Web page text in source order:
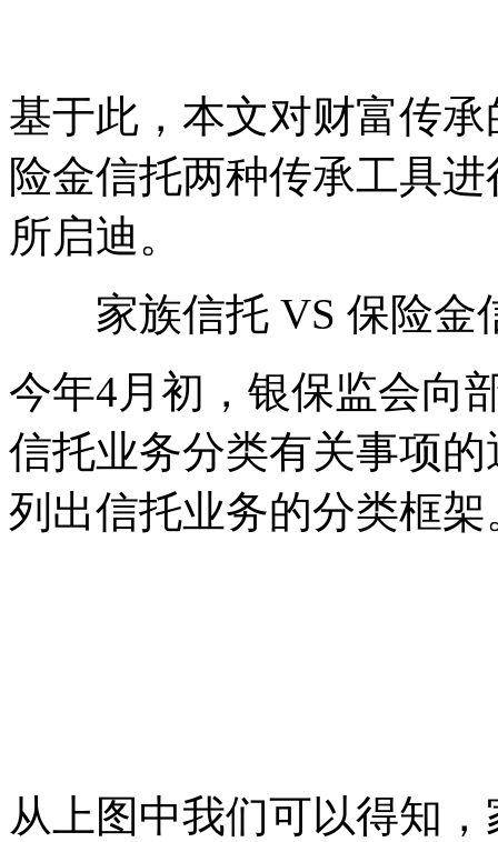
基于此，本文对财富传
险金信托两种传承工具
所启迪。
家族信托 VS 保
今年4月初，银保监会向
信托业务分类有关事项
列出信托业务的分类框架
从上图中我们可以得知